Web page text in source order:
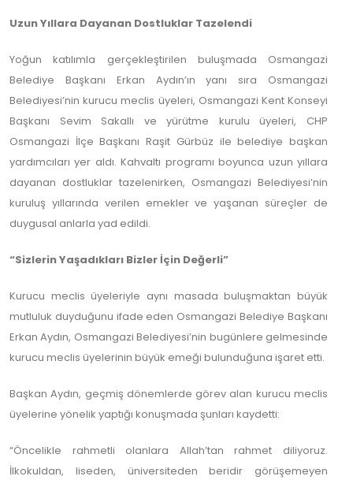
Uzun Yıllara Dayanan Dostluklar Tazelendi
Yoğun katılımla gerçekleştirilen buluşmada Osmangazi
Belediye Başkanı Erkan Aydın’ın yanı sıra Osmangazi
Belediyesi’nin kurucu meclis üyeleri, Osmangazi Kent Konseyi
Başkanı Sevim Sakallı ve yürütme kurulu üyeleri, CHP
Osmangazi İlçe Başkanı Raşit Gürbüz ile belediye başkan
yardımcıları yer aldı. Kahvaltı programı boyunca uzun yıllara
dayanan dostluklar tazelenirken, Osmangazi Belediyesi’nin
kuruluş yıllarında verilen emekler ve yaşanan süreçler de
duygusal anlarla yad edildi.
“Sizlerin Yaşadıkları Bizler İçin Değerli”
Kurucu meclis üyeleriyle aynı masada buluşmaktan büyük
mutluluk duyduğunu ifade eden Osmangazi Belediye Başkanı
Erkan Aydın, Osmangazi Belediyesi’nin bugünlere gelmesinde
kurucu meclis üyelerinin büyük emeği bulunduğuna işaret etti.
Başkan Aydın, geçmiş dönemlerde görev alan kurucu meclis
üyelerine yönelik yaptığı konuşmada şunları kaydetti:
“Öncelikle rahmetli olanlara Allah’tan rahmet diliyoruz.
İlkokuldan, liseden, üniversiteden beridir görüşemeyen